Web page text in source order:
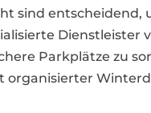
sind entscheidend,
Dienstleister
Parkplätze zu